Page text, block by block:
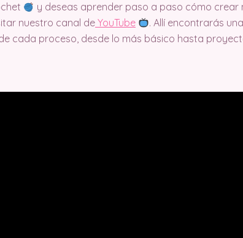
y deseas aprender paso a paso cómo crear
nuestro canal de YouTube
. Allí encontrarás
cada proceso, desde lo más básico hasta